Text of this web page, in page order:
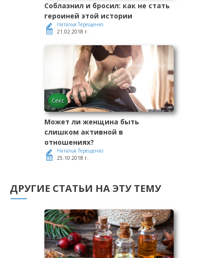
Соблазнил и бросил: как не стать
героиней этой истории
Наталья Терещенко
21.02.2018 г.
Секс
Может ли женщина быть
слишком активной в
отношениях?
Наталья Терещенко
25.10.2018 г.
ДРУГИЕ СТАТЬИ НА ЭТУ ТЕМУ